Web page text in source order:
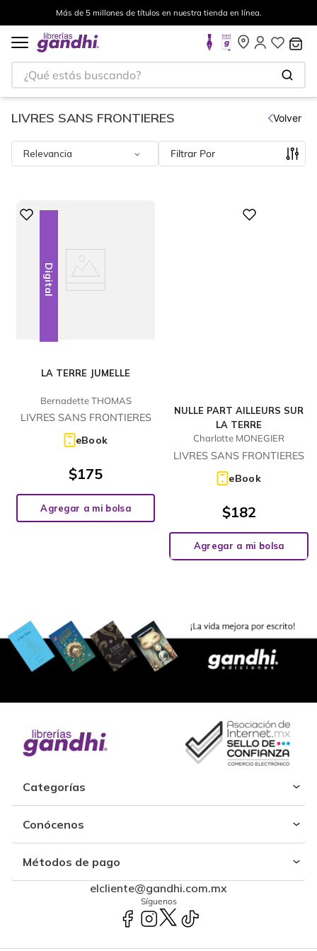
Más de 5 millones de títulos en nuestra tienda en línea.
¿Qué estás buscando?
LIVRES SANS FRONTIERES Volver
Relevancia Filtrar
Digital
LA TERRE JUMELLE
Bernadette THOMAS
LIVRES SANS FRONTIERES
eBook
$175
Agregar a mi bolsa
NULLE PART AILLEURS SUR
LA TERRE
Charlotte MONEGIER
LIVRES SANS FRONTIERES
eBook
$182
Agregar a mi bolsa
Categorías
Conócenos
Métodos de pago
elcliente@gandhi.com.mx
Síguenos